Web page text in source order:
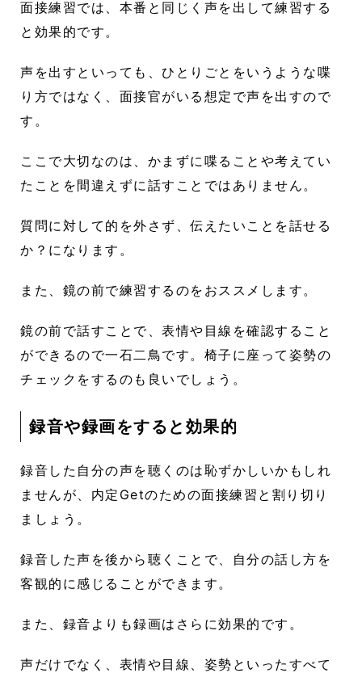
面接練習では、本番と同じく声を出して練習する
と効果的です。
声を出すといっても、ひとりごとをいうような喋
り方ではなく、面接官がいる想定で声を出すので
す。
ここで大切なのは、かまずに喋ることや考えてい
たことを間違えずに話すことではありません。
質問に対して的を外さず、伝えたいことを話せる
か？になります。
また、鏡の前で練習するのをおススメします。
鏡の前で話すことで、表情や目線を確認すること
ができるので一石二鳥です。椅子に座って姿勢の
チェックをするのも良いでしょう。
録音や録画をすると効果的
録音した自分の声を聴くのは恥ずかしいかもしれ
ませんが、内定Getのための面接練習と割り切り
ましょう。
録音した声を後から聴くことで、自分の話し方を
客観的に感じることができます。
また、録音よりも録画はさらに効果的です。
声だけでなく、表情や目線、姿勢といったすべて